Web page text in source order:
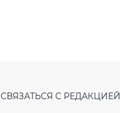
СВЯЗАТЬСЯ С РЕДАКЦИЕЙ